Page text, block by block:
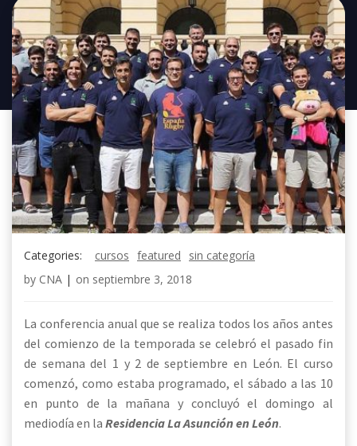
Categories: cursos featured
sin categoría
by CNA | on septiembre 3, 2018
La conferencia anual que se realiza todos los años antes
del comienzo de la temporada se celebró el pasado fin
de semana del 1 y 2 de septiembre en León. El curso
comenzó, como estaba programado, el sábado a las 10
en punto de la mañana y concluyó el domingo al
mediodía en la Residencia La Asunción en León.